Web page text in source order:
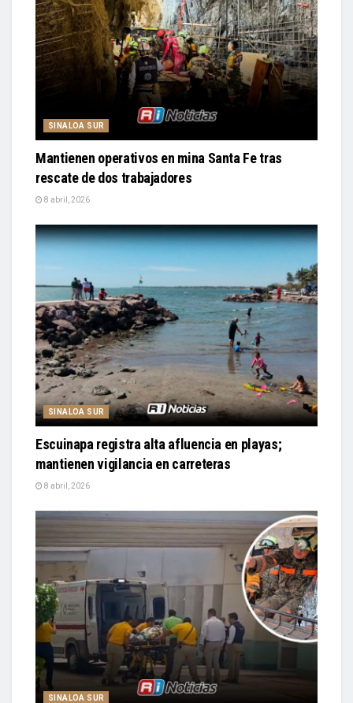
SINALOA SUR
Mantienen operativos en mina Santa Fe tras
rescate de dos trabajadores
8 abril, 2026
SINALOA SUR
Escuinapa registra alta afluencia en playas;
mantienen vigilancia en carreteras
8 abril, 2026
SINALOA SUR